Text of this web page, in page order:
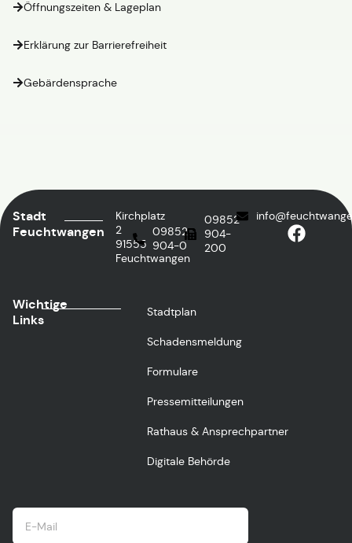
Öffnungszeiten & Lageplan
Erklärung zur Barrierefreiheit
Gebärdensprache
Stadt
Feuchtwangen
Kirchplatz
2
91555
Feuchtwangen
09852
904-0
09852
904-
200
Wichtige
Links
Stadtplan
Schadensmeldung
Formulare
Pressemitteilungen
Rathaus & Ansprechpartner
Digitale Behörde